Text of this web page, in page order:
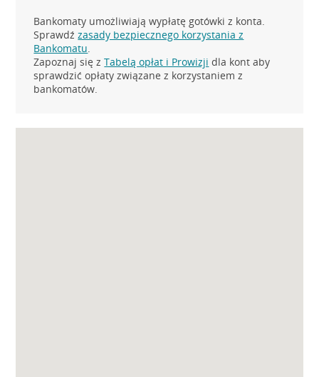
Bankomaty umożliwiają wypłatę gotówki z konta.
Sprawdźzasady bezpiecznego korzystania z
Bankomatu.
Zapoznaj się zTabelą opłat i Prowizji dla kont aby
sprawdzić opłaty związane z korzystaniem z
bankomatów.